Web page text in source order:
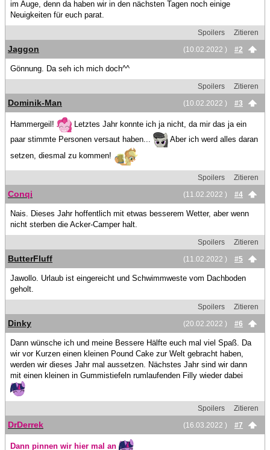
im Auge, denn da haben wir in den nächsten Tagen noch einige
Neuigkeiten für euch parat.
Spoilers
Zitieren
(10.02.2022 )
#2
Jaggon
Gönnung. Da seh ich mich doch^^
Spoilers
Zitieren
(10.02.2022 )
#3
Dominik-Man
Hammergeil!
Letztes Jahr konnte ich ja nicht, da mir das ja ein
paar stimmte Personen versaut haben...
Aber ich werd alles daran
setzen, diesmal zu kommen!
Spoilers
Zitieren
(11.02.2022 )
#4
Conqi
Nais. Dieses Jahr hoffentlich mit etwas besserem Wetter, aber wenn
nicht sterben die Acker-Camper halt.
Spoilers
Zitieren
(11.02.2022 )
#5
ButterFluff
Jawollo. Urlaub ist eingereicht und Schwimmweste vom Dachboden
geholt.
Spoilers
Zitieren
(20.02.2022 )
#6
Dinky
Dann wünsche ich und meine Bessere Hälfte euch mal viel Spaß. Da
wir vor Kurzen einen kleinen Pound Cake zur Welt gebracht haben,
werden wir dieses Jahr mal aussetzen. Nächstes Jahr sind wir dann
mit einen kleinen in Gummistiefeln rumlaufenden Filly wieder dabei
Spoilers
Zitieren
(16.03.2022 )
#7
DrDerrek
Dann pinnen wir hier mal an